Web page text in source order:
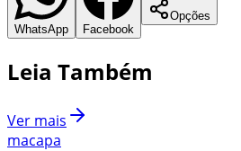
WhatsApp Facebook
Opções
Leia Também
Ver mais
macapa